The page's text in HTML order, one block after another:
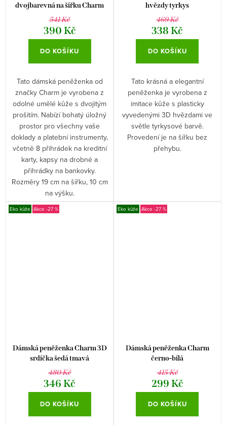
dvojbarevná na šířku Charm
růžovo-béžová
541 Kč
390 Kč
DO KOŠÍKU
Tato dámská peněženka od
značky Charm je vyrobena z
odolné umělé kůže s dvojitým
prošitím. Nabízí bohatý úložný
prostor pro všechny vaše
doklady a platební instrumenty,
včetně 8 přihrádek na kreditní
karty, kapsy na drobné a
přihrádky na bankovky.
Rozměry 19 cm na šířku, 10 cm
na výšku.
hvězdy tyrkys
469 Kč
338 Kč
DO KOŠÍKU
Tato krásná a elegantní
peněženka je vyrobena z
imitace kůže s plasticky
vyvedenými 3D hvězdami ve
světle tyrkysové barvě.
Provedení je na šířku bez
přehybu.
Eko kůže -27 %
Dámská peněženka Charm 3D
srdíčka šedá tmavá
480 Kč
346 Kč
DO KOŠÍKU
Eko kůže -27 %
Dámská peněženka Charm
černo-bílá
415 Kč
299 Kč
DO KOŠÍKU